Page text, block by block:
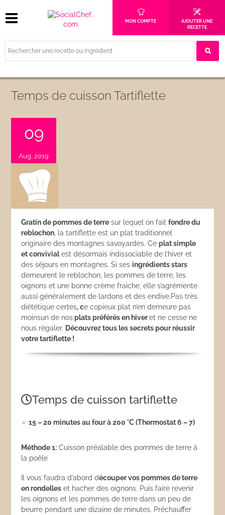
MON COMPTE
AJOUTER UNE
RECETTE
Temps de cuisson Tartiflette
09
Aug, 2019
Gratin de pommes de terre sur lequel on faitfondre du
reblochon , la tartiflette est un plat traditionnel
originaire des montagnes savoyardes. Ceplat simple
et convivialest désormais indissociable de l’hiver et
des séjours en montagnes. Si sesingrédients stars
demeurent le reblochon, les pommes de terre, les
oignons et une bonne crème fraiche, elle s’agrémente
aussi généralement de lardons et des endive.Pas très
diététique certes, ce copieux plat n’en demeure pas
moinsun de nosplats préférés en hiveret ne cesse ne
nous régaler. Découvrez tous les secrets pour réussir
votre tartiflette !
Temps de cuisson tartiflette
15 – 20 minutes au four à 200 °C (Thermostat 6 – 7)
Méthode 1: Cuisson préalable des pommes de terre à
la poêle
Il vous faudra d’abord découper vos pommes de terre
en rondelles et hacher des oignons. Puis faire revenir
les oignons et les pommes de terre dans un peu de
beurre pendant une dizaine de minutes. Préchauffer